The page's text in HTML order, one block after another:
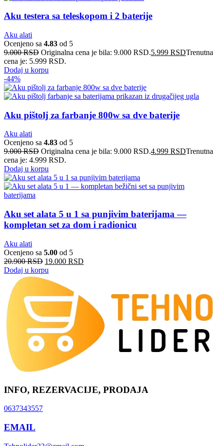
Aku testera sa teleskopom i 2 baterije
Aku alati
Ocenjeno sa 4.83 od 5
9.000RSD Originalna cena je bila: 9.000 RSD.5.999 RSDTrenutna
cena je: 5.999 RSD.
Dodaj u korpu
-44%
Aku pištolj za farbanje 800w sa dve baterije
Aku alati
Ocenjeno sa 4.83 od 5
9.000RSD Originalna cena je bila: 9.000 RSD.4.999 RSDTrenutna
cena je: 4.999 RSD.
Dodaj u korpu
Aku set alata 5 u 1 sa punjivim baterijama —
kompletan set za dom i radionicu
Aku alati
Ocenjeno sa 5.00 od 5
20.900RSD 19.000 RSD
Dodaj u korpu
INFO, REZERVACIJE, PRODAJA
0637343557
EMAIL